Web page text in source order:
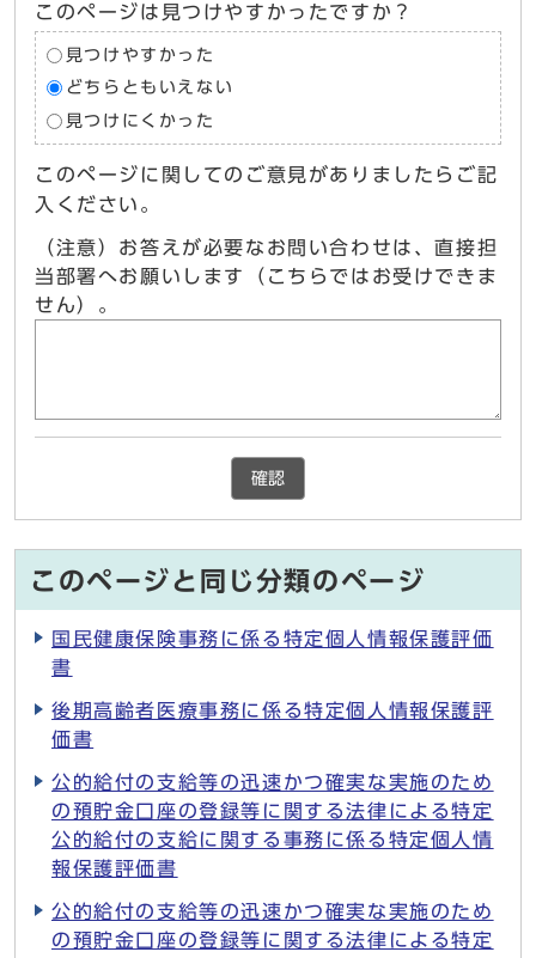
このページは見つけやすかったですか？
見つけやすかった
どちらともいえない
見つけにくかった
このページに関してのご意見がありましたらご記
入ください。
（注意）お答えが必要なお問い合わせは、直接担
当部署へお願いします（こちらではお受けできま
せん）。
確認
このページと同じ分類のページ
国民健康保険事務に係る特定個人情報保護評価
書
後期高齢者医療事務に係る特定個人情報保護評
価書
公的給付の支給等の迅速かつ確実な実施のため
の預貯金口座の登録等に関する法律による特定
公的給付の支給に関する事務に係る特定個人情
報保護評価書
公的給付の支給等の迅速かつ確実な実施のため
の預貯金口座の登録等に関する法律による特定